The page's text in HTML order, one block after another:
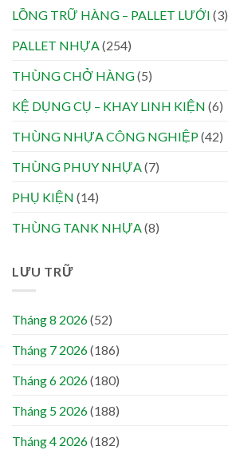
LỒNG TRỮ HÀNG – PALLET LƯỚI (3)
PALLET NHỰA (254)
THÙNG CHỞ HÀNG(5)
KỆ DỤNG CỤ – KHAY LINH KIỆN (6)
THÙNG NHỰA CÔNG NGHIỆP(42)
THÙNG PHUY NHỰA (7)
PHỤ KIỆN (14)
THÙNG TANK NHỰA (8)
LƯU TRỮ
Tháng 8 2026(52)
Tháng 7 2026(186)
Tháng 6 2026(180)
Tháng 5 2026(188)
Tháng 4 2026(182)